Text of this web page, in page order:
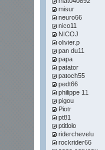
misur
neuro66
nico11
NICOJ
olivier.p
pan du11
papa
patator
patoch55
pedt66
philippe 11
pigou
Piotr
pt81
ptitlolo
riderchevelu
rockrider66